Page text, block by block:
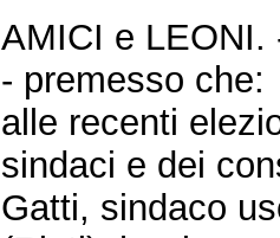
AMICI e
- premesso che:
alle recenti
sindaci e dei
Gatti, sindaco